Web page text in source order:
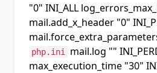
"0" INI_ALL
mail.add_x_header "0"
php.ini mail.log ""
max_execution_time "30"